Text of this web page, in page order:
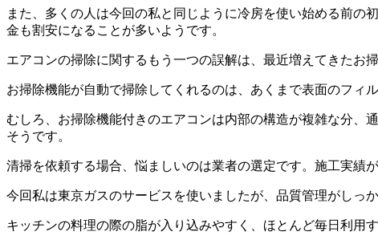
また、多くの人は今回の私と同じように冷房を使い始める前
金も割安になることが多いようです。
エアコンの掃除に関するもう一つの誤解は、最近増えてきたお
お掃除機能が自動で掃除してくれるのは、あくまで表面のフィ
むしろ、お掃除機能付きのエアコンは内部の構造が複雑な分、
そうです。
清掃を依頼する場合、悩ましいのは業者の選定です。施工実績
今回私は東京ガスのサービスを使いましたが、品質管理がしっ
キッチンの料理の際の脂が入り込みやすく、ほとんど毎日利用